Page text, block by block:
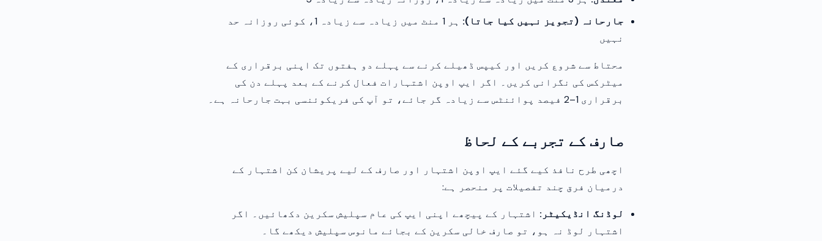
جارحانہ (تجویز نہیں کیا جاتا):
ہر 1 منٹ میں زیادہ سے زیادہ 1، کوئی روزانہ حد
نہیں
محتاط سے شروع کریں اور کیپس ڈھیلے کرنے سے پہلے دو ہفتوں تک اپنی برقراری کے
میٹرکس کی نگرانی کریں۔ اگر ایپ اوپن اشتہارات فعال کرنے کے بعد پہلے دن کی
برقراری 1–2 فیصد پوائنٹس سے زیادہ گر جائے، تو آپ کی فریکوئنسی بہت جارحانہ ہے۔
صارف کے تجربے کے لحاظ
اچھی طرح نافذ کیے گئے ایپ اوپن اشتہار اور صارف کے لیے پریشان کن اشتہار کے
درمیان فرق چند تفصیلات پر منحصر ہے:
لوڈنگ انڈیکیٹر: اشتہار کے پیچھے اپنی ایپ کی عام سپلیش سکرین دکھائیں۔ اگر
اشتہار لوڈ نہ ہو، تو صارف خالی سکرین کے بجائے مانوس سپلیش دیکھے گا۔